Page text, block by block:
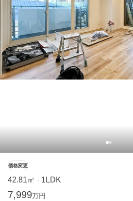
価格変更
42.81㎡ ・ 1LDK
7,999万円